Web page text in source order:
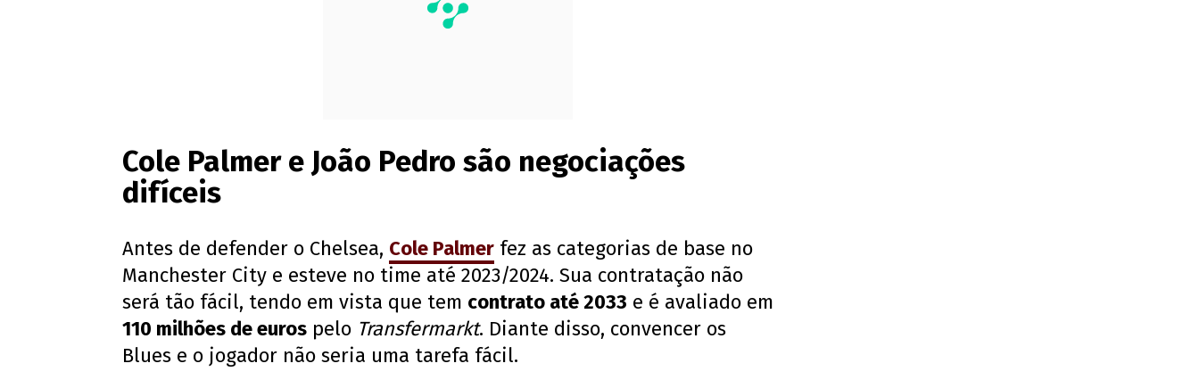
Cole Palmer e João Pedro são negociações
difíceis
Antes de defender o Chelsea, Cole Palmer fez as categorias de base no
Manchester City e esteve no time até 2023/2024. Sua contratação não
será tão fácil, tendo em vista que tem contrato até 2033 e é avaliado em
110 milhões de euros pelo Transfermarkt. Diante disso, convencer os
Blues e o jogador não seria uma tarefa fácil.